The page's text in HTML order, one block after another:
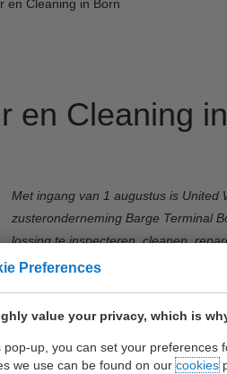
Preferences
value your privacy, which is
pop-up, you can set your preferences
we use can be found on ourcookies
en Cleaning in Born
en Cleaning
Met ingang van 1 augustus is United
zusteronderneming Barge Terminal
lossing te inspecteren, cleanen,
De beslissing van UWT om in Born
rederijen de inland terminals meer
komende jaren een rol gespeeld om
UWT heeft een volwaardige